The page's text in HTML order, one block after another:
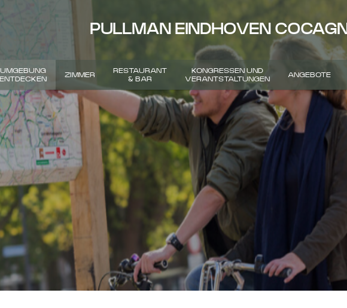
PULLMAN EINDHOVEN
UMGEBUNG
ENTDECKEN
ZIMMER
RESTAURANT
& BAR
KONGRESSEN UND
VERANTSTALTUNGEN
ANGEBOTE